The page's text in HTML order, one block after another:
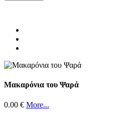
Μακαρόνια του Ψαρά
0.00 € More...